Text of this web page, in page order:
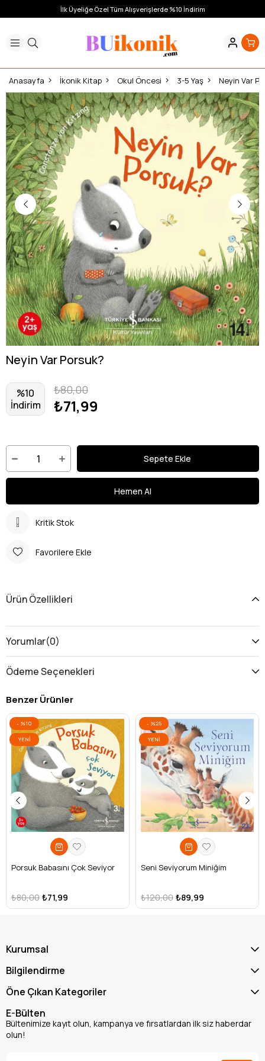
İlk Üyeliğe Özel Tüm Alışverişlerde %10 İndirim
Anasayfa İkonik Kitap Okul Öncesi 3-5 Yaş Neyin Var
Neyin Var Porsuk?
%10
İndirim
₺80,00
₺71,99
Kritik Stok
Favorilere Ekle
Ürün Özellikleri
Yorumlar(0)
Ödeme Seçenekleri
Benzer Ürünler
Porsuk Babasını Çok Seviyor
₺71,99
₺80,00
%10
YENI
ÜRÜN
Seni Seviyorum Miniğim
₺89,99
₺120,00
%25
YENI
ÜRÜN
Kurumsal
Bilgilendirme
Öne Çıkan Kategoriler
E-Bülten
Bültenimize kayıt olun, kampanya ve fırsatlardan ilk siz haberdar
olun!